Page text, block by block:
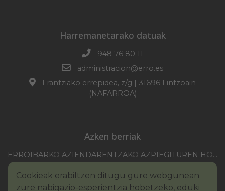
Harremanetarako datuak
948 76 80 11
administracion@erro.es
Frantziako errepidea, z/g | 31696 Lintzoain
(NAFARROA)
Azken berriak
ERROIBARKO AZIENDARENTZAKO AZPIEGITUREN HOBEKUNTZA 2025-2026 KANPAINA
Cookieak erabiltzen ditugu gure webgunean
zure nabigazio-esperientzia hobetzeko, eduki